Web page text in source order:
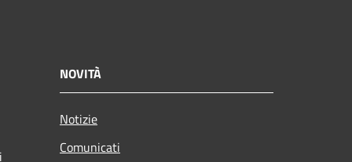
NOVITÀ
Notizie
Comunicati